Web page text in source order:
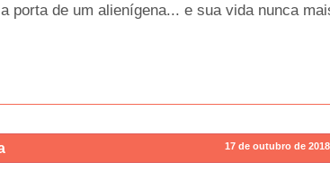
porta de um alienígena... e sua vida nunca
17 de outubro de